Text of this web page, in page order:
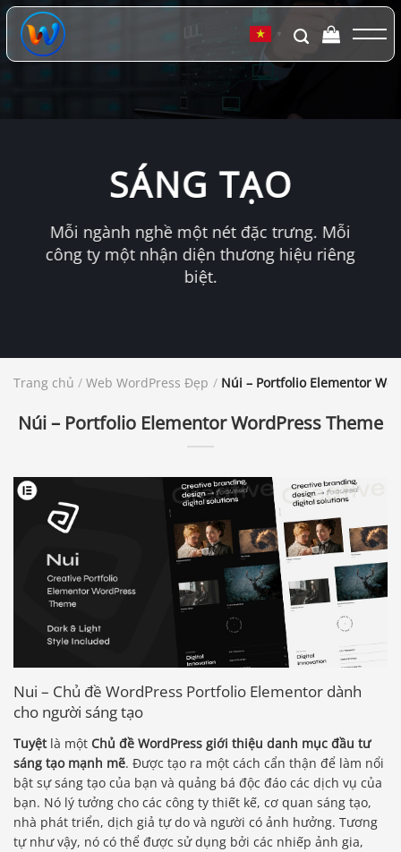
Chuyển
đến
dung
▼
SÁNG TẠO
Mỗi ngành nghề một nét đặc trưng. Mỗi
công ty một nhận diện thương hiệu riêng
biệt.
Trang chủ / Web WordPress Đẹp / Núi – Portfolio Elementor
Núi – Portfolio Elementor WordPress Theme
Nui – Chủ đề WordPress Portfolio Elementor dành
cho người sáng tạo
Tuyệtlà một Chủ đề WordPress giới thiệu danh mục đầu tư
sáng tạo mạnh mẽ. Được tạo ra một cách cẩn thận để làm nổi
bật sự sáng tạo của bạn và quảng bá độc đáo các dịch vụ của
bạn. Nó lý tưởng cho các công ty thiết kế, cơ quan sáng tạo,
nhà phát triển, dịch giả tự do và người có ảnh hưởng. Tương
tự như vậy, nó có thể được sử dụng bởi các nhiếp ảnh gia,